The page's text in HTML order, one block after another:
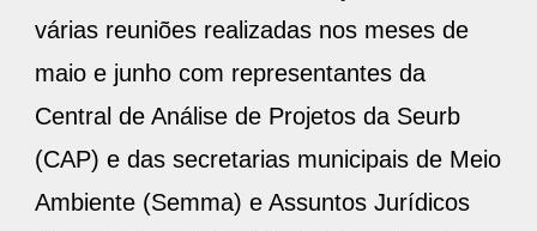
várias reuniões realizadas nos meses de
maio e junho com representantes da
Central de Análise de Projetos da Seurb
(CAP) e das secretarias municipais de Meio
Ambiente (Semma) e Assuntos Jurídicos